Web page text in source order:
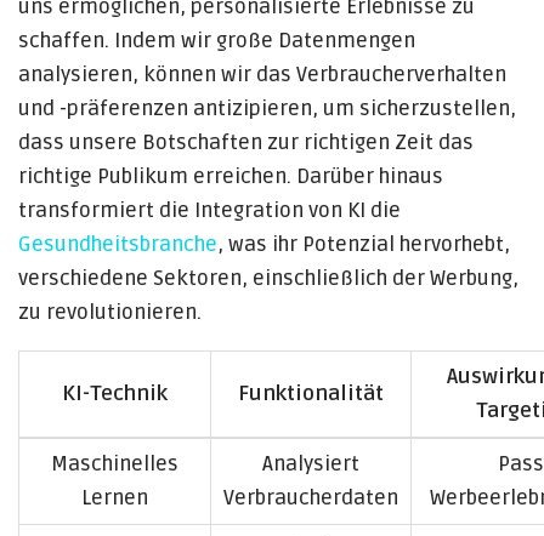
uns ermöglichen, personalisierte Erlebnisse zu
schaffen. Indem wir große Datenmengen
analysieren, können wir das Verbraucherverhalten
und -präferenzen antizipieren, um sicherzustellen,
dass unsere Botschaften zur richtigen Zeit das
richtige Publikum erreichen. Darüber hinaus
transformiert die Integration von KI die
Gesundheitsbranche, was ihr Potenzial hervorhebt,
verschiedene Sektoren, einschließlich der Werbung,
zu revolutionieren.
KI-Technik Funktionalität
Maschinelles
Lernen
Analysiert
Verbraucherdaten